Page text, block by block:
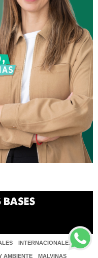
INTERNACIONALES
AMBIENTE MALVINAS